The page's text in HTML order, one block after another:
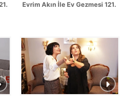
Bölüm - Zekeriya Ünlü
Evrim Akın İle Ev Gezmesi 121.